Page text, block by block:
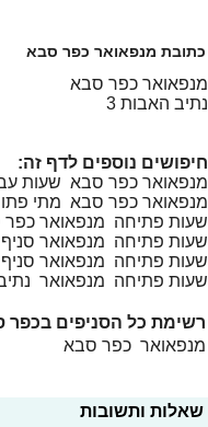
כתובת מנפאואר כפר סבא
מנפאואר כפר סבא
נתיב האבות 3
חיפושים נוספים לדף זה:
מנפאואר כפר סבא שעות
מנפאואר כפר סבא מתי
שעות פתיחה מנפאואר
שעות פתיחה מנפאואר
שעות פתיחה מנפאואר סניף
שעות פתיחה מנפאואר נתיב
רשימת כל הסניפים בכפר
מנפאואר כפר סבא
שאלות ותשובות